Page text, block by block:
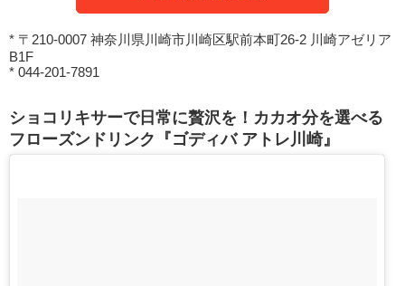
* 〒210-0007 神奈川県川崎市川崎区駅前本町26-2 川崎アゼリア
B1F
* 044-201-7891
ショコリキサーで日常に贅沢を！カカオ分を選べる
フローズンドリンク『ゴディバ アトレ川崎』